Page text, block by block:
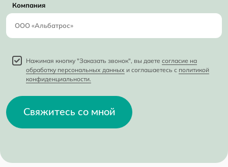
Компания
Нажимая кнопку "Заказать звонок", вы даете согласие на
обработку персональных данных и соглашаетесь с политикой
конфиденциальности.
Свяжитесь со мной